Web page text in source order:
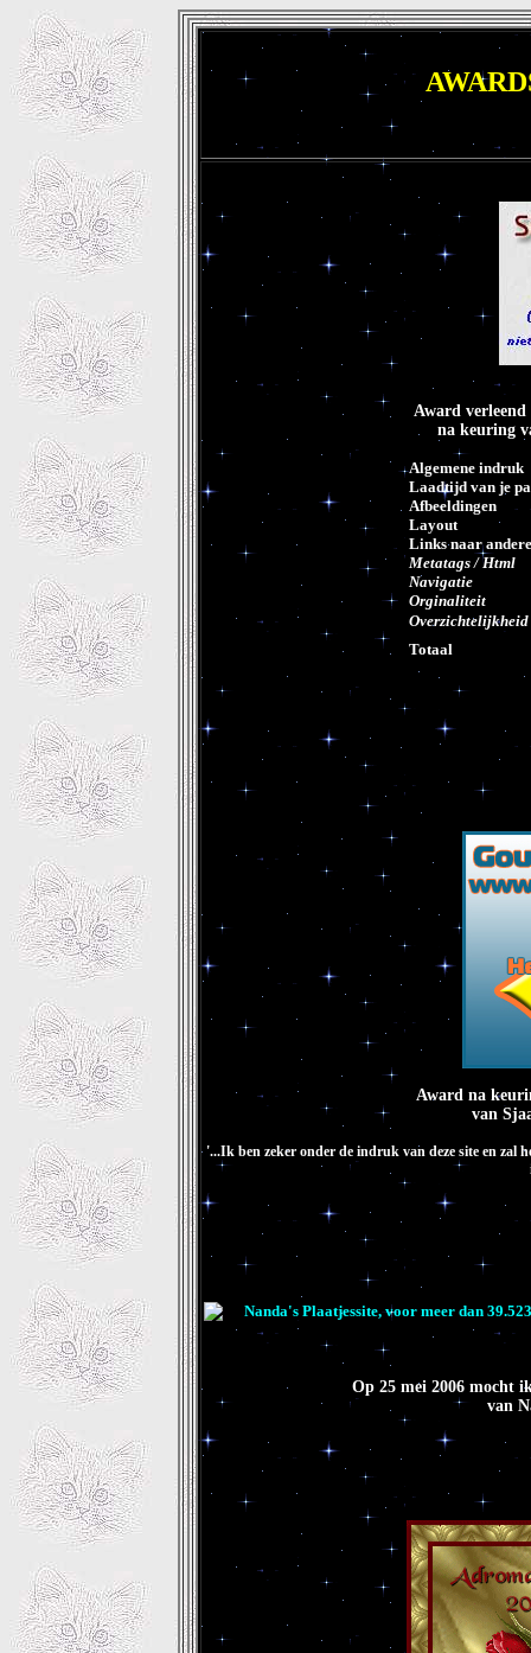
Award
na keuring
Algemene indruk
Laadtijd van je
Afbeeldingen
Layout
Links naar
Metatags / Html
Navigatie
Orginaliteit
Overzichtelijkheid
Totaal
Award na
van
'...Ik ben zeker onder de indruk van deze site en
Op 25 mei 2006 mocht
van